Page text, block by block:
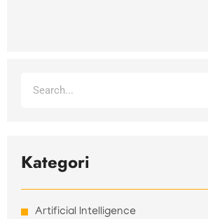
Kategori
Artificial Intelligence